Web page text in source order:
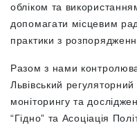
обліком та
допомагати місцевим
практики з
Разом з нами
Львівський
моніторингу та
“Гідно” та Асоціація